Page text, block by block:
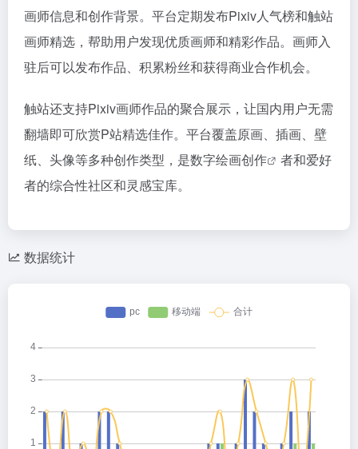
画师信息和创作背景。平台定期发布Pixiv人气榜和触站
画师精选，帮助用户发现优质画师和精彩作品。画师入
驻后可以发布作品、积累粉丝和获得商业合作机会。
触站还支持Pixiv画师作品的聚合展示，让国内用户无需
翻墙即可欣赏P站精选佳作。平台覆盖原画、插画、壁
纸、头像等多种创作类型，是数字绘画创作
者和爱好
者的综合性社区和灵感宝库。
数据统计